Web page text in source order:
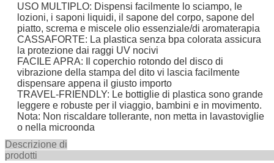
USO MULTIPLO: Dispensi facilmente lo sciampo, le
lozioni, i saponi liquidi, il sapone del corpo, sapone del
piatto, screma e miscele olio essenziale/di aromaterapia
CASSAFORTE: La plastica senza bpa colorata assicura
la protezione dai raggi UV nocivi
FACILE APRA: Il coperchio rotondo del disco di
vibrazione della stampa del dito vi lascia facilmente
dispensare appena il giusto importo
TRAVEL-FRIENDLY: Le bottiglie di plastica sono grande
leggere e robuste per il viaggio, bambini e in movimento.
Nota: Non riscaldare tollerante, non metta in lavastoviglie
o nella microonda
Descrizione di